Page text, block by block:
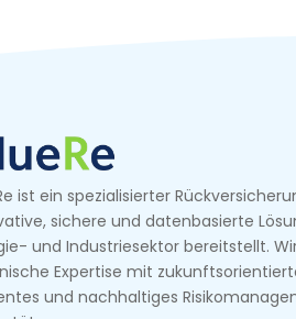
ist ein spezialisierter
sichere und datenbasierte
und Industriesektor bereitstellt.
Expertise mit
und nachhaltiges